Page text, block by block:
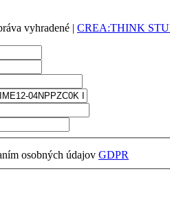
vyhradené | CREA:THINK
osobných údajov GDPR